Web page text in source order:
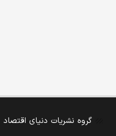
گروه نشریات دنیای اقتصاد